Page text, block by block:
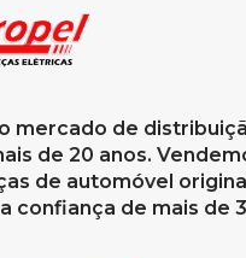
mercado de
de 20 anos.
de automóvel
confiança de mais de